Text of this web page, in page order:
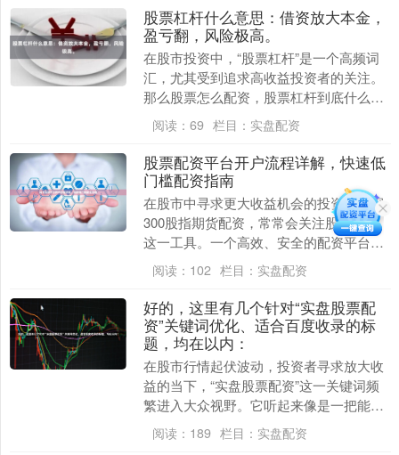
股票杠杆什么意思：借资放大本金，
盈亏翻，风险极高。
在股市投资中，“股票杠杆”是一个高频词
汇，尤其受到追求高收益投资者的关注。
那么股票怎么配资，股票杠杆到底什么意
思？简单来说，股票杠杆就是投资者向券
商或其他金融机....
阅读： 69 栏目： 实盘配资
股票配资平台开户流程详解，快速低
门槛配资指南
在股市中寻求更大收益机会的投资者沪深
300股指期货配资，常常会关注股票配资
这一工具。一个高效、安全的配资平台，
能够为投资者提供便捷的杠杆支持。本文
将详细解析正规....
阅读： 102 栏目： 实盘配资
好的，这里有几个针对“实盘股票配
资”关键词优化、适合百度收录的标
题，均在以内：
在股市行情起伏波动，投资者寻求放大收
益的当下，“实盘股票配资”这一关键词频
繁进入大众视野。它听起来像是一把能快
速打开财富之门的钥匙，但背后究竟是怎
样一套逻辑？它....
阅读： 189 栏目： 实盘配资